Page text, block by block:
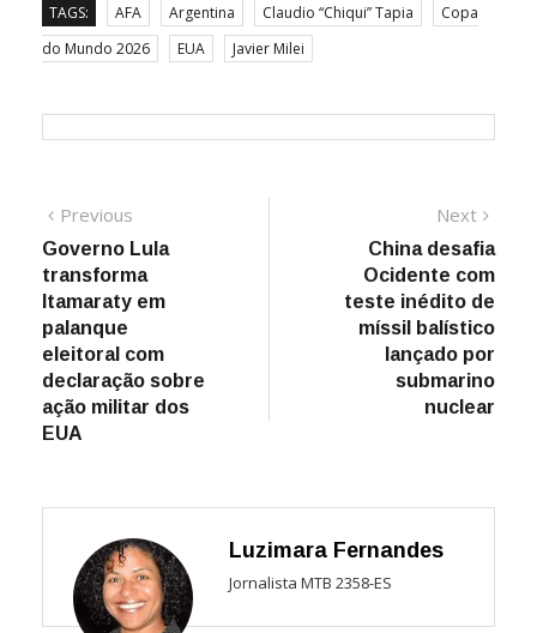
TAGS: AFA Argentina Claudio “Chiqui” Tapia
Copa
do Mundo 2026
EUA Javier Milei
Navegação
de
Post
Previous
post:
Governo Lula
transforma
Itamaraty em
palanque
eleitoral com
declaração sobre
ação militar dos
EUA
Next
post:
China desafia
Ocidente com
teste inédito de
míssil balístico
lançado por
submarino
nuclear
Luzimara Fernandes
Jornalista MTB 2358-ES